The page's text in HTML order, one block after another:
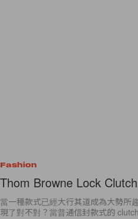
Fashion
Thom Browne Lock Clutch
當一種款式已經大行其道成為大勢所
現了對不對？當普通信封款式的 clutch